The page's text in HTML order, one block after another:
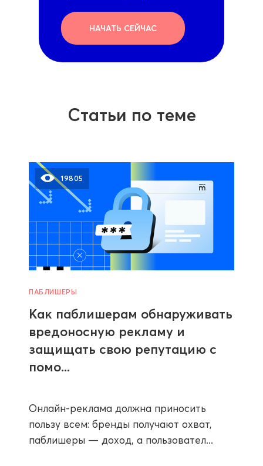
НАЧАТЬ СЕЙЧАС
Статьи по теме
19805
ПАБЛИШЕРЫ
Как паблишерам обнаруживать
вредоносную рекламу и
защищать свою репутацию с
помо...
Онлайн-реклама должна приносить
пользу всем: бренды получают охват,
паблишеры — доход, а пользовател...